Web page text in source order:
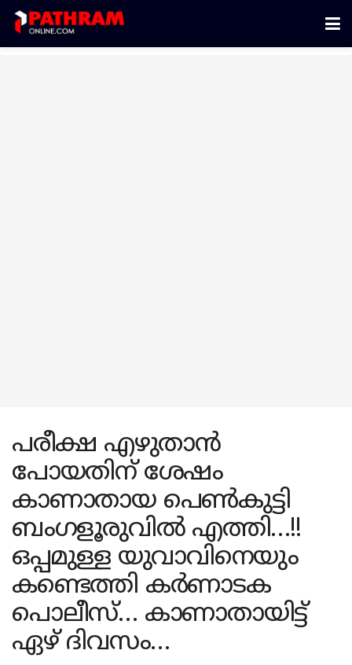
പരീക്ഷ എഴുതാൻ
പോയതിന് ശേഷം
കാണാതായ പെൺകുട്ടി
ബംഗളൂരുവിൽ എത്തി…!!
ഒപ്പമുള്ള യുവാവിനെയും
കണ്ടെത്തി കർണാടക
പൊലീസ്… കാണാതായിട്ട്
ഏഴ് ദിവസം…